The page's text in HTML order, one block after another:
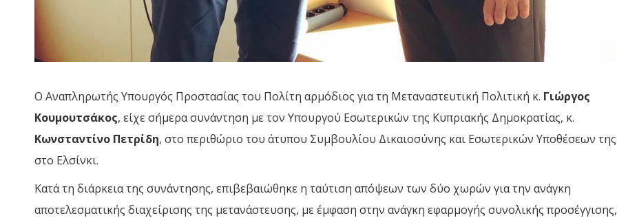
Ο Αναπληρωτής Υπουργός Προστασίας του Πολίτη αρμόδιος για τη Μεταναστευτική Πολιτική κ. Γιώργος
Κουμουτσάκος, είχε σήμερα συνάντηση με τον Υπουργού Εσωτερικών της Κυπριακής Δημοκρατίας, κ.
Κωνσταντίνο Πετρίδη, στο περιθώριο του άτυπου Συμβουλίου Δικαιοσύνης και Εσωτερικών Υποθέσεων
στο Ελσίνκι.
Κατά τη διάρκεια της συνάντησης, επιβεβαιώθηκε η ταύτιση απόψεων των δύο χωρών για την ανάγκη
αποτελεσματικής διαχείρισης της μετανάστευσης, με έμφαση στην ανάγκη εφαρμογής συνολικής